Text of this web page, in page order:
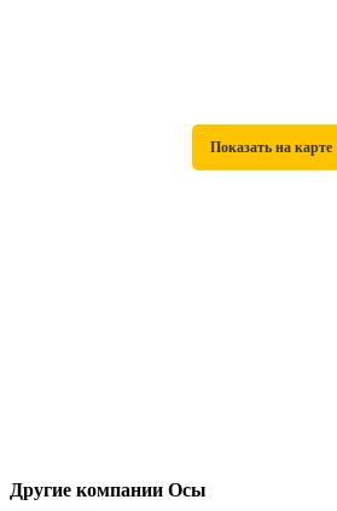
Другие компании Осы